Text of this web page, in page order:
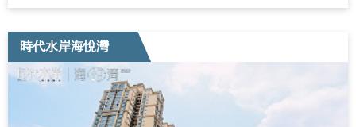
時代水岸海悅灣